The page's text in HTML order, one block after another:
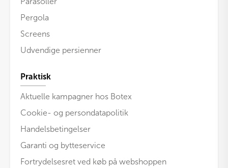
Pergola
Screens
Udvendige persienner
Praktisk
Aktuelle kampagner hos Botex
Cookie- og persondatapolitik
Handelsbetingelser
Garanti og bytteservice
Fortrydelsesret ved køb på webshoppen